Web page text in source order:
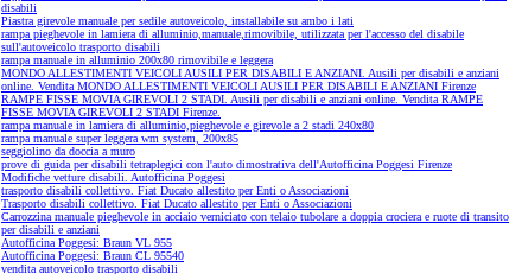
disabili
Piastra girevole manuale per sedile autoveicolo, installabile su ambo i lati
rampa pieghevole in lamiera di alluminio,manuale,rimovibile, utilizzata per l'accesso del disabile
sull'autoveicolo trasporto disabili
rampa manuale in alluminio 200x80 rimovibile e leggera
MONDO ALLESTIMENTI VEICOLI AUSILI PER DISABILI E ANZIANI. Ausili per disabili e anziani
online. Vendita MONDO ALLESTIMENTI VEICOLI AUSILI PER DISABILI E ANZIANI Firenze
RAMPE FISSE MOVIA GIREVOLI 2 STADI. Ausili per disabili e anziani online. Vendita RAMPE
FISSE MOVIA GIREVOLI 2 STADI Firenze.
rampa manuale in lamiera di alluminio,pieghevole e girevole a 2 stadi 240x80
rampa manuale super leggera wm system, 200x85
seggiolino da doccia a muro
prove di guida per disabili tetraplegici con l'auto dimostrativa dell'Autofficina Poggesi Firenze
Modifiche vetture disabili. Autofficina Poggesi
trasporto disabili collettivo. Fiat Ducato allestito per Enti o Associazioni
Trasporto disabili collettivo. Fiat Ducato allestito per Enti o Associazioni
Carrozzina manuale pieghevole in acciaio verniciato con telaio tubolare a doppia crociera e ruote di transito
per disabili e anziani
Autofficina Poggesi: Braun VL 955
Autofficina Poggesi: Braun CL 95540
vendita autoveicolo trasporto disabili